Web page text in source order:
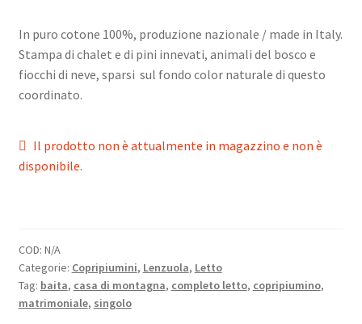
In puro cotone 100%, produzione nazionale / made in Italy.
Stampa di chalet e di pini innevati, animali del bosco e
fiocchi di neve, sparsi sul fondo color naturale di questo
coordinato.
Il prodotto non è attualmente in magazzino e non è
disponibile.
COD: N/A
Categorie: Copripiumini, Lenzuola, Letto
Tag: baita, casa di montagna, completo letto, copripiumino,
matrimoniale, singolo